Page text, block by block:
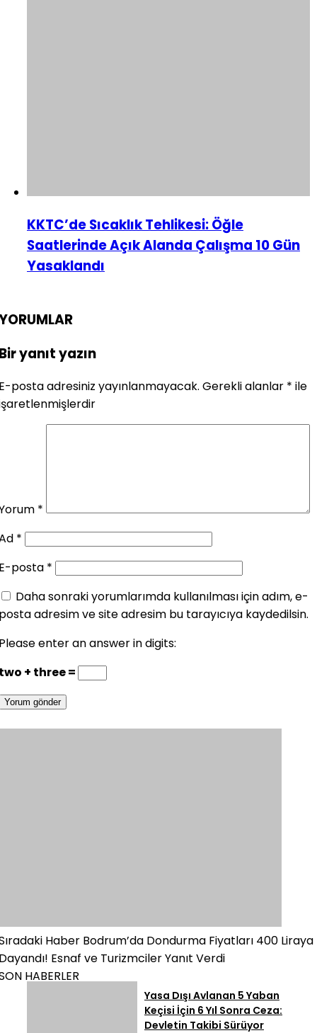
KKTC’de Sıcaklık Tehlikesi: Öğle
Saatlerinde Açık Alanda Çalışma 10 Gün
Yasaklandı
yanıt yazın
posta adresiniz yayınlanmayacak. Gerekli alanlar * ile
*
*
posta *
Daha sonraki yorumlarımda kullanılması için adım, e-
adresim ve site adresim bu tarayıcıya kaydedilsin.
enter an answer in digits:
+ three =
Haber Bodrum’da Dondurma Fiyatları 400 Liraya
Esnaf ve Turizmciler Yanıt Verdi
HABERLER
Yasa Dışı Avlanan 5 Yaban
Keçisi İçin 6 Yıl Sonra Ceza:
Devletin Takibi Sürüyor